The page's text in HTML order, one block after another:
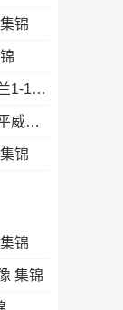
锦
意甲-本纳塞尔送礼伊布侧勾绝平 AC米兰1-1乌迪内斯
意甲-莫拉塔破门迪巴拉伤退 尤文1-1客平威尼斯
锦
锦
集锦